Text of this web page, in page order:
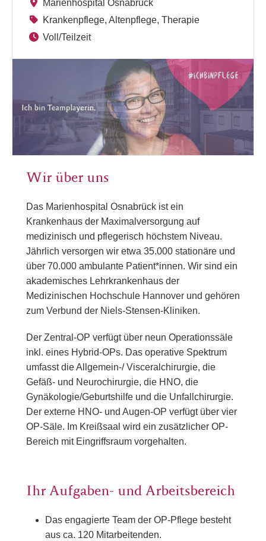
Marienhospital Osnabrück
Krankenpflege, Altenpflege, Therapie
Voll/Teilzeit
Wir über uns
Das Marienhospital Osnabrück ist ein
Krankenhaus der Maximalversorgung auf
medizinisch und pflegerisch höchstem Niveau.
Jährlich versorgen wir etwa 35.000 stationäre und
über 70.000 ambulante Patient*innen. Wir sind ein
akademisches Lehrkrankenhaus der
Medizinischen Hochschule Hannover und gehören
zum Verbund der Niels-Stensen-Kliniken.
Der Zentral-OP verfügt über neun Operationssäle
inkl. eines Hybrid-OPs. Das operative Spektrum
umfasst die Allgemein-/ Visceralchirurgie, die
Gefäß- und Neurochirurgie, die HNO, die
Gynäkologie/Geburtshilfe und die Unfallchirurgie.
Der externe HNO- und Augen-OP verfügt über vier
OP-Säle. Im Kreißsaal wird ein zusätzlicher OP-
Bereich mit Eingriffsraum vorgehalten.
Ihr Aufgaben- und Arbeitsbereich
Das engagierte Team der OP-Pflege besteht
aus ca. 120 Mitarbeitenden.